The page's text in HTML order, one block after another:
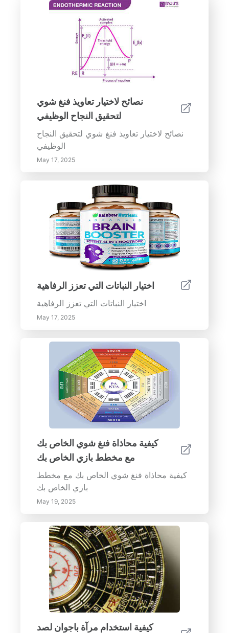
نصائح لاختيار تعاويذ فنغ شوي
لتحقيق النجاح الوظيفي
نصائح لاختيار تعاويذ فنغ شوي لتحقيق النجاح
الوظيفي
May 17, 2025
اختيار النباتات التي تعزز الرفاهية
اختيار النباتات التي تعزز الرفاهية
May 17, 2025
كيفية محاذاة فنغ شوي الخاص بك
مع مخطط بازي الخاص بك
كيفية محاذاة فنغ شوي الخاص بك مع مخطط
بازي الخاص بك
May 19, 2025
كيفية استخدام مرآة باجوان لصد